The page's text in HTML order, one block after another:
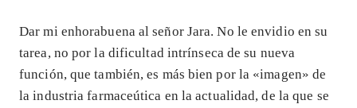
Dar mi enhorabuena al señor Jara. No le envidio en su
tarea, no por la dificultad intrínseca de su nueva
función, que también, es más bien por la «imagen» de
la industria farmaceútica en la actualidad, de la que se